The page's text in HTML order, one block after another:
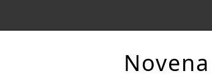
Novena